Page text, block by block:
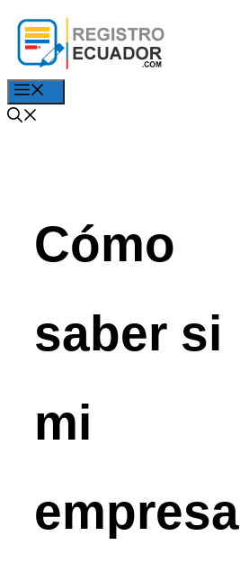
Saltar
contenido
Cómo
saber si
mi
empresa